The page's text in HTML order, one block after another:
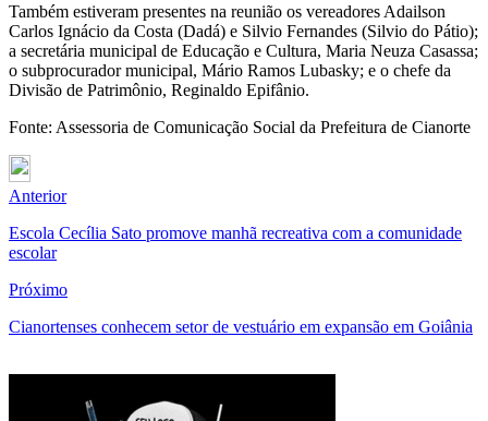
Também estiveram presentes na reunião os vereadores Adailson
Carlos Ignácio da Costa (Dadá) e Silvio Fernandes (Silvio do Pátio);
a secretária municipal de Educação e Cultura, Maria Neuza Casassa;
o subprocurador municipal, Mário Ramos Lubasky; e o chefe da
Divisão de Patrimônio, Reginaldo Epifânio.
Fonte: Assessoria de Comunicação Social da Prefeitura de Cianorte
Anterior
Escola Cecília Sato promove manhã recreativa com a comunidade
escolar
Próximo
Cianortenses conhecem setor de vestuário em expansão em Goiânia